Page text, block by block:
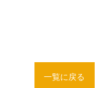
一覧に戻る